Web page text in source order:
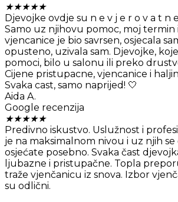
★★★★★
Djevojke ovdje su n e v j e r o v a t n
Samo uz njihovu pomoc, moj termin
vjencanice je bio savrsen, osjecala
opusteno, uzivala sam. Djevojke,
pomoci, bilo u salonu ili preko
Cijene pristupacne, vjencanice i
Svaka cast, samo naprijed! 🤍
Aida A.
Google recenzija
★★★★★
Predivno iskustvo. Uslužnost i
je na maksimalnom nivou i uz njih
osjećate posebno. Svaka čast
ljubazne i pristupačne. Topla
traže vjenčanicu iz snova. Izbor
su odlični.